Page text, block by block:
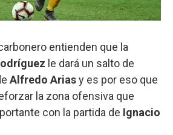
entienden que la
le dará un salto de
Alfredo Ariasy es por eso que
la zona ofensiva que
con la partida de Ignacio